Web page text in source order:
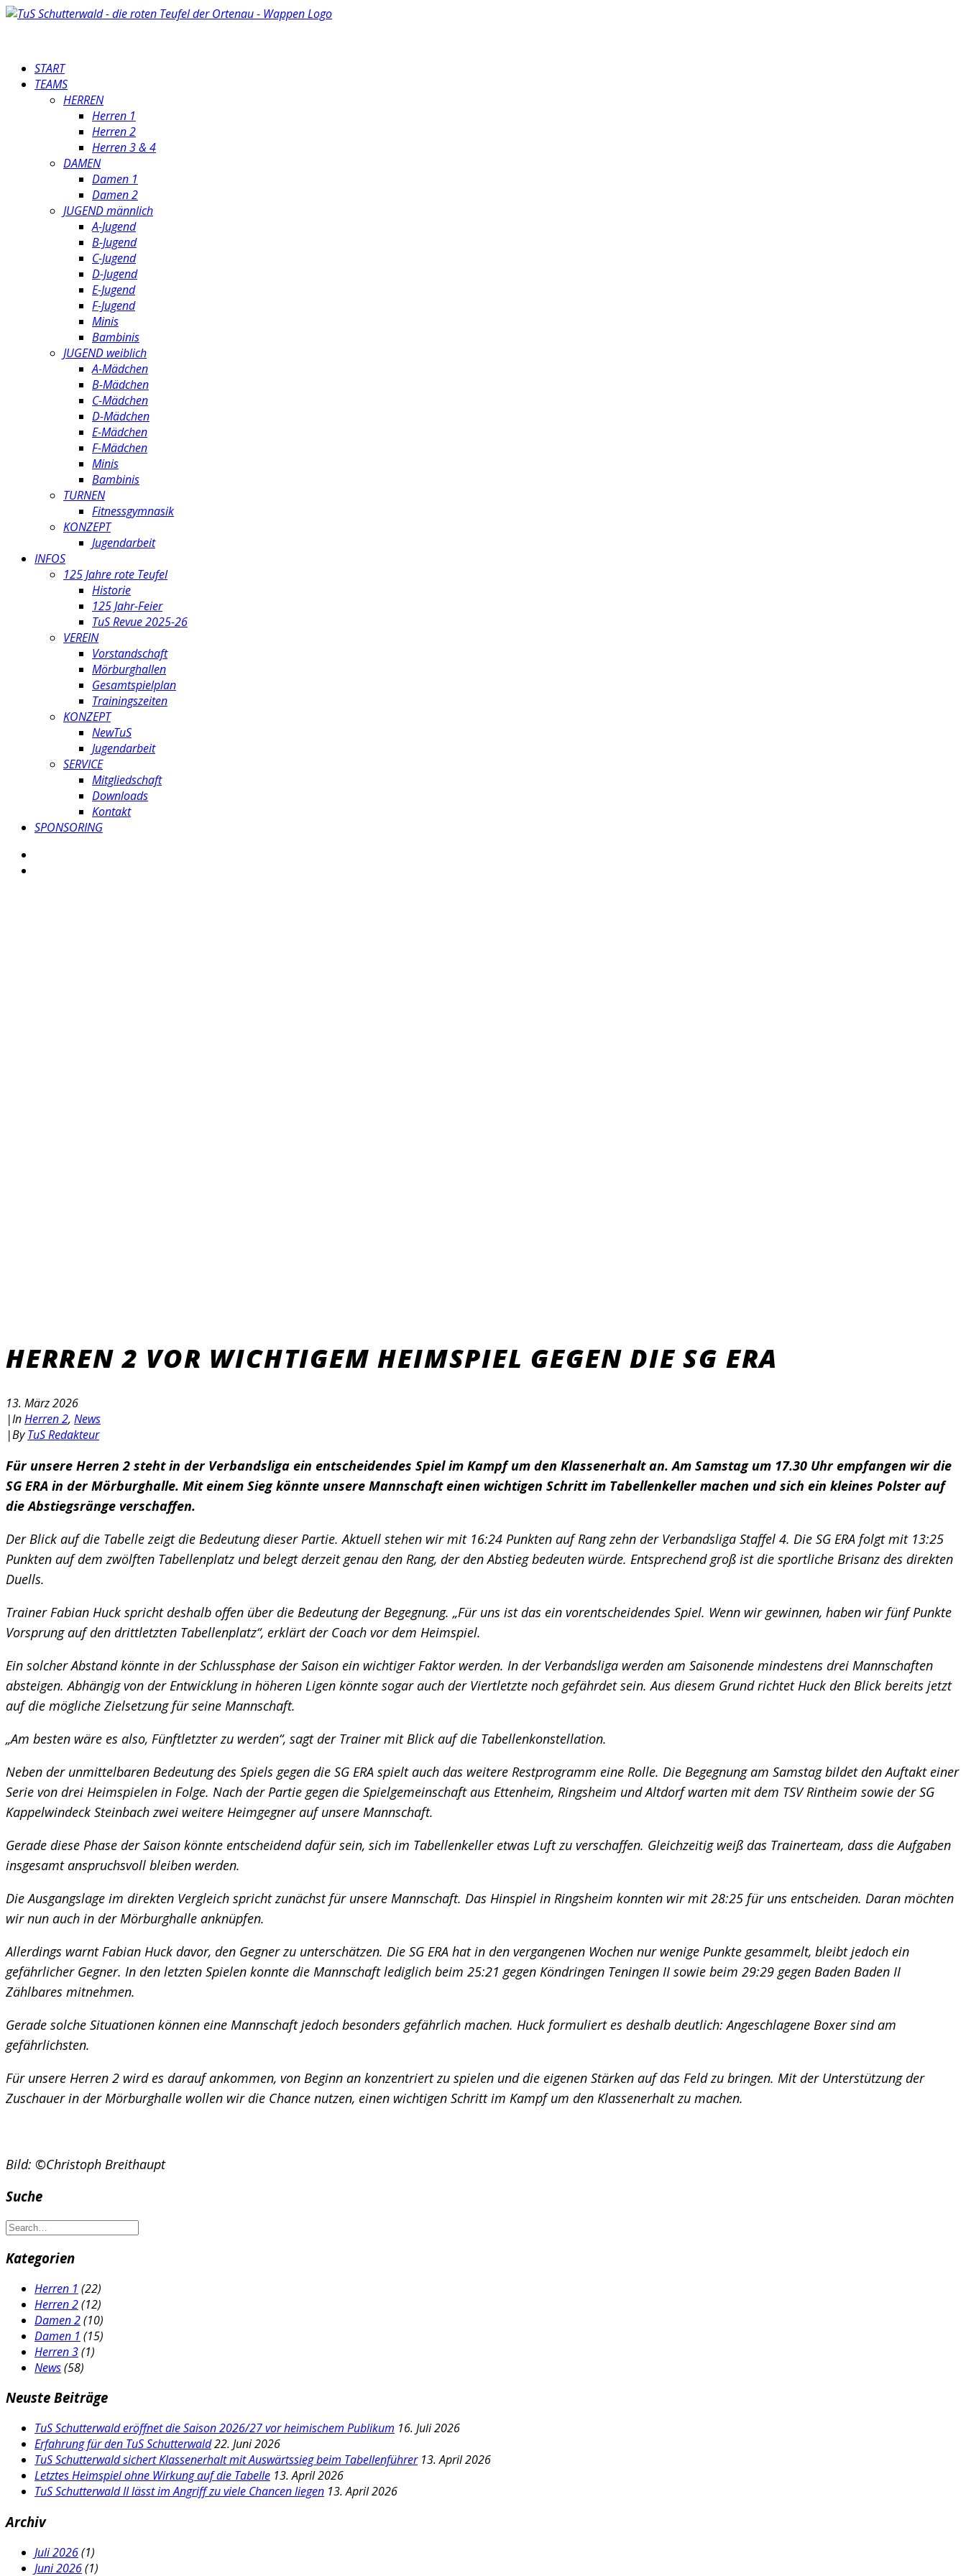
START
TEAMS
HERREN
Herren 1
Herren 2
Herren 3 & 4
DAMEN
Damen 1
Damen 2
JUGEND männlich
A-Jugend
B-Jugend
C-Jugend
D-Jugend
E-Jugend
F-Jugend
Minis
Bambinis
JUGEND weiblich
A-Mädchen
B-Mädchen
C-Mädchen
D-Mädchen
E-Mädchen
F-Mädchen
Minis
Bambinis
TURNEN
Fitnessgymnasik
KONZEPT
Jugendarbeit
INFOS
125 Jahre rote Teufel
Historie
125 Jahr-Feier
TuS Revue 2025-26
VEREIN
Vorstandschaft
Mörburghallen
Gesamtspielplan
Trainingszeiten
KONZEPT
NewTuS
Jugendarbeit
SERVICE
Mitgliedschaft
Downloads
Kontakt
SPONSORING
HERREN 2 VOR WICHTIGEM HEIMSPIEL GEGEN DIE SG ERA
13. März 2026
|InHerren 2, News
|ByTuS Redakteur
Für unsere Herren 2 steht in der Verbandsliga ein entscheidendes Spiel im Kampf um den Klassenerhalt an. Am Samstag um 17.30 Uhr empfangen wir die
SG ERA in der Mörburghalle. Mit einem Sieg könnte unsere Mannschaft einen wichtigen Schritt im Tabellenkeller machen und sich ein kleines Polster auf
die Abstiegsränge verschaffen.
Der Blick auf die Tabelle zeigt die Bedeutung dieser Partie. Aktuell stehen wir mit 16:24 Punkten auf Rang zehn der Verbandsliga Staffel 4. Die SG ERA folgt mit 13:25
Punkten auf dem zwölften Tabellenplatz und belegt derzeit genau den Rang, der den Abstieg bedeuten würde. Entsprechend groß ist die sportliche Brisanz des direkten
Duells.
Trainer Fabian Huck spricht deshalb offen über die Bedeutung der Begegnung. „Für uns ist das ein vorentscheidendes Spiel. Wenn wir gewinnen, haben wir fünf Punkte
Vorsprung auf den drittletzten Tabellenplatz“, erklärt der Coach vor dem Heimspiel.
Ein solcher Abstand könnte in der Schlussphase der Saison ein wichtiger Faktor werden. In der Verbandsliga werden am Saisonende mindestens drei Mannschaften
absteigen. Abhängig von der Entwicklung in höheren Ligen könnte sogar auch der Viertletzte noch gefährdet sein. Aus diesem Grund richtet Huck den Blick bereits jetzt
auf die mögliche Zielsetzung für seine Mannschaft.
„Am besten wäre es also, Fünftletzter zu werden“, sagt der Trainer mit Blick auf die Tabellenkonstellation.
Neben der unmittelbaren Bedeutung des Spiels gegen die SG ERA spielt auch das weitere Restprogramm eine Rolle. Die Begegnung am Samstag bildet den Auftakt einer
Serie von drei Heimspielen in Folge. Nach der Partie gegen die Spielgemeinschaft aus Ettenheim, Ringsheim und Altdorf warten mit dem TSV Rintheim sowie der SG
Kappelwindeck Steinbach zwei weitere Heimgegner auf unsere Mannschaft.
Gerade diese Phase der Saison könnte entscheidend dafür sein, sich im Tabellenkeller etwas Luft zu verschaffen. Gleichzeitig weiß das Trainerteam, dass die Aufgaben
insgesamt anspruchsvoll bleiben werden.
Die Ausgangslage im direkten Vergleich spricht zunächst für unsere Mannschaft. Das Hinspiel in Ringsheim konnten wir mit 28:25 für uns entscheiden. Daran möchten
wir nun auch in der Mörburghalle anknüpfen.
Allerdings warnt Fabian Huck davor, den Gegner zu unterschätzen. Die SG ERA hat in den vergangenen Wochen nur wenige Punkte gesammelt, bleibt jedoch ein
gefährlicher Gegner. In den letzten Spielen konnte die Mannschaft lediglich beim 25:21 gegen Köndringen Teningen II sowie beim 29:29 gegen Baden Baden II
Zählbares mitnehmen.
Gerade solche Situationen können eine Mannschaft jedoch besonders gefährlich machen. Huck formuliert es deshalb deutlich: Angeschlagene Boxer sind am
gefährlichsten.
Für unsere Herren 2 wird es darauf ankommen, von Beginn an konzentriert zu spielen und die eigenen Stärken auf das Feld zu bringen. Mit der Unterstützung der
Zuschauer in der Mörburghalle wollen wir die Chance nutzen, einen wichtigen Schritt im Kampf um den Klassenerhalt zu machen.
Bild: ©Christoph Breithaupt
Suche
Kategorien
Herren 1 (22)
Herren 2(12)
Damen 2(10)
Damen 1 (15)
Herren 3(1)
News(58)
Neuste Beiträge
TuS Schutterwald eröffnet die Saison 2026/27 vor heimischem Publikum 16. Juli 2026
Erfahrung für den TuS Schutterwald22. Juni 2026
TuS Schutterwald sichert Klassenerhalt mit Auswärtssieg beim Tabellenführer 13. April 2026
Letztes Heimspiel ohne Wirkung auf die Tabelle 13. April 2026
TuS Schutterwald II lässt im Angriff zu viele Chancen liegen 13. April 2026
Archiv
Juli 2026(1)
Juni 2026(1)